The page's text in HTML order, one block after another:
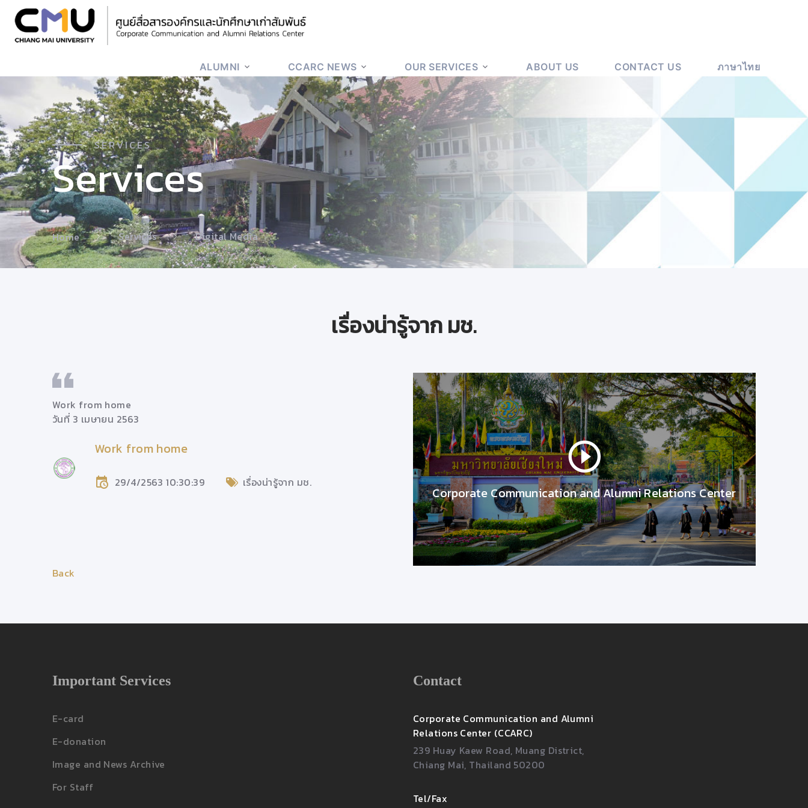
ALUMNI CCARC NEWS OUR SERVICES ABOUT US CONTACT US ภาษาไทย
SERVICES
Services
Home Services Digital Media
เรื่องน่ารู้จาก มช.
Work from home
วันที่ 3 เมษายน 2563
Work from home
29/4/2563 10:30:39 เรื่องน่ารู้จาก มช.
Work from home
วันที่ 3 เมษายน 2563
Work from home
29/4/2563 10:30:39 เรื่องน่ารู้จาก มช.
Work from home
วันที่ 3 เมษายน 2563
Work from home
29/4/2563 10:30:39
Corporate Communication and Alumni Relations Center
Back
Important Services
E-card
E-donation
Image and News Archive
For Staff
Contact
Corporate Communication and Alumni
Relations Center (CCARC)
239 Huay Kaew Road, Muang District,
Chiang Mai, Thailand 50200
Tel/Fax